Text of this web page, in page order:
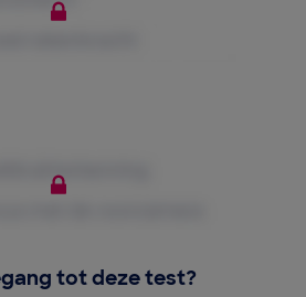
tot deze test?